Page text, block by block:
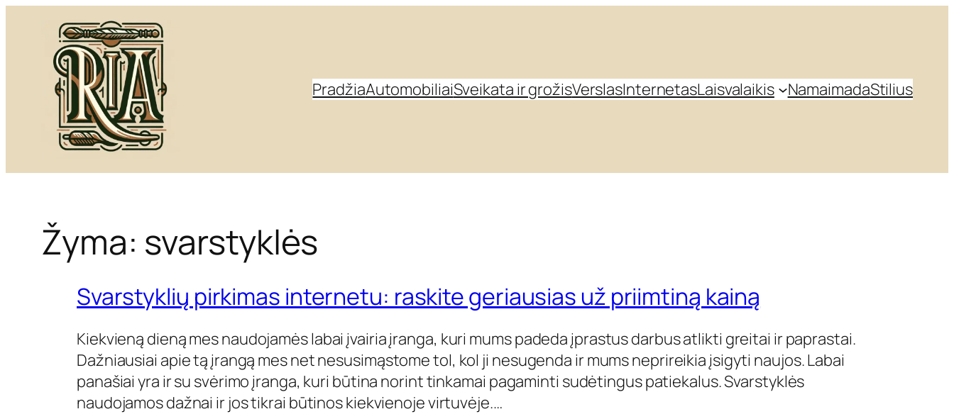
PradžiaAutomobiliaiSveikata ir grožisVerslasInternetasLaisvalaikis NamaimadaStilius
Žyma: svarstyklės
Svarstyklių pirkimas internetu: raskite geriausias už priimtiną kainą
Kiekvieną dieną mes naudojamės labai įvairia įranga, kuri mums padeda įprastus darbus atlikti greitai ir paprastai.
Dažniausiai apie tą įrangą mes net nesusimąstome tol, kol ji nesugenda ir mums neprireikia įsigyti naujos. Labai
panašiai yra ir su svėrimo įranga, kuri būtina norint tinkamai pagaminti sudėtingus patiekalus. Svarstyklės
naudojamos dažnai ir jos tikrai būtinos kiekvienoje virtuvėje.…